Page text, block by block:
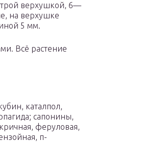
верхушкой, 6—
на верхушке
5 мм.
Всё растение
каталпол,
сапонины,
феруловая,
п-